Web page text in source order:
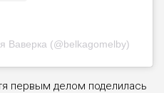
Ваверка (@belkagomelby)
первым делом поделилась